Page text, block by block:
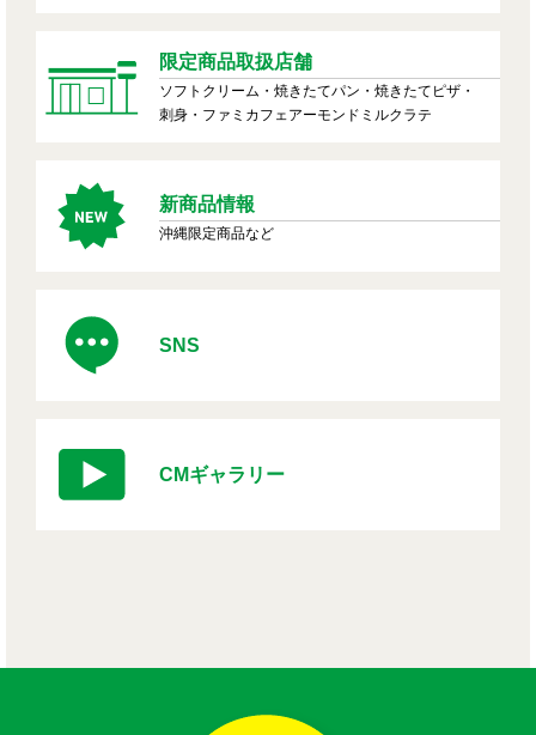
限定商品取扱店舗
ソフトクリーム・焼きたてパン・焼きたてピザ・
刺身・ファミカフェアーモンドミルクラテ
新商品情報
沖縄限定商品など
SNS
CMギャラリー